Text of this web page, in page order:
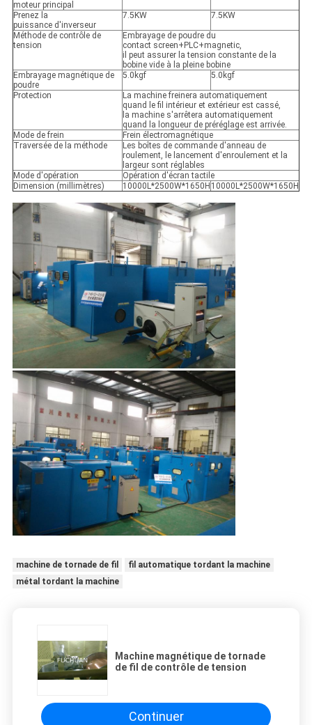
moteur principal
Prenez la
puissance d'inverseur
7.5KW 7.5KW
Méthode de contrôle de
tension
Embrayage de poudre du
contact screen+PLC+magnetic,
il peut assurer la tension constante de la
bobine vide à la pleine bobine
Embrayage magnétique de
poudre
5.0kgf 5.0kgf
Protection
La machine freinera automatiquement
quand le fil intérieur et extérieur est cassé,
la machine s'arrêtera automatiquement
quand la longueur de préréglage est arrivée.
Mode de frein
Frein électromagnétique
Traversée de la méthode
Les boîtes de commande d'anneau de
roulement, le lancement d'enroulement et la
largeur sont réglables
Mode d'opération
Opération d'écran tactile
Dimension (millimètres)
10000L*2500W*1650H 10000L*2500W*1650H
machine de tornade de fil
fil automatique tordant la machine
métal tordant la machine
Machine magnétique de tornade
de fil de contrôle de tension
Continuer